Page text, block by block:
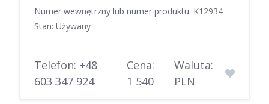
Numer wewnętrzny lub numer produktu: K12934
Stan: Używany
Telefon: +48
603 347 924
Cena:
1 540
Waluta:
PLN